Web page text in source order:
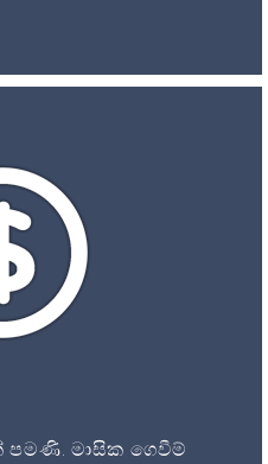
මාසික ගෙවීම්